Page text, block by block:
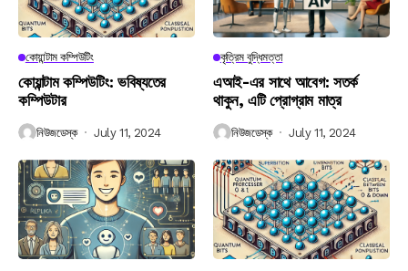
কোয়ান্টাম কম্পিউটিং
কোয়ান্টাম কম্পিউটিং: ভবিষ্যতের
কম্পিউটার
নিউজডেস্ক July 11, 2024
কৃত্রিম বুদ্ধিমত্তা
এআই-এর সাথে আবেগ: সতর্ক
থাকুন, এটি প্রোগ্রাম মাত্র
নিউজডেস্ক July 11, 2024